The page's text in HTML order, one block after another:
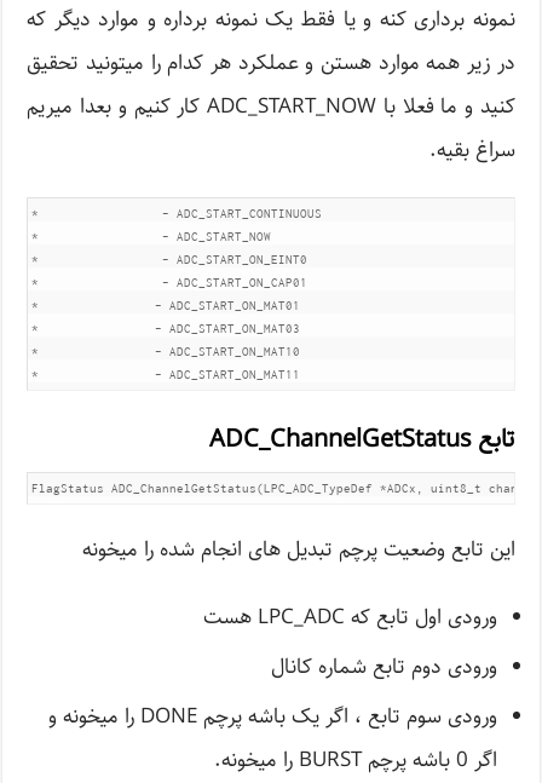
نمونه برداری کنه و یا فقط یک نمونه برداره و موارد دیگر که
در زیر همه موارد هستن و عملکرد هر کدام را میتونید تحقیق
کنید و ما فعلا با ADC_START_NOW کار کنیم و بعدا میریم
سراغ بقیه.
*                 - ADC_START_CONTINUOUS
*                 - ADC_START_NOW
*                 - ADC_START_ON_EINT0
*                 - ADC_START_ON_CAP01
*                - ADC_START_ON_MAT01
*                - ADC_START_ON_MAT03
*                - ADC_START_ON_MAT10
*                - ADC_START_ON_MAT11
تابع ADC_ChannelGetStatus
FlagStatus ADC_ChannelGetStatus(LPC_ADC_TypeDef *ADCx, uint8_t
این تابع وضعیت پرچم تبدیل های انجام شده را میخونه
ورودی اول تابع که LPC_ADC هست
ورودی دوم تابع شماره کانال
ورودی سوم تابع ، اگر یک باشه پرچم DONE را میخونه و
اگر 0 باشه پرچم BURST را میخونه.